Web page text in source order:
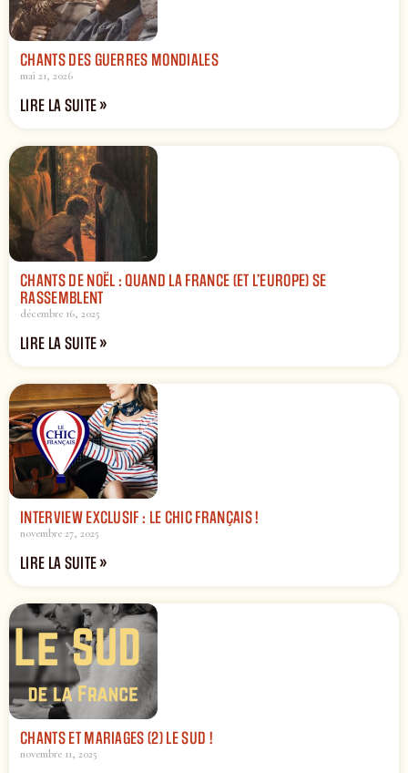
CHANTS DES GUERRES MONDIALES
mai 21, 2026
LIRE LA SUITE »
CHANTS DE NOËL : QUAND LA FRANCE (ET L’EUROPE) SE
RASSEMBLENT
décembre 16, 2025
LIRE LA SUITE »
INTERVIEW EXCLUSIF : LE CHIC FRANÇAIS !
novembre 27, 2025
LIRE LA SUITE »
CHANTS ET MARIAGES (2) LE SUD !
novembre 11, 2025